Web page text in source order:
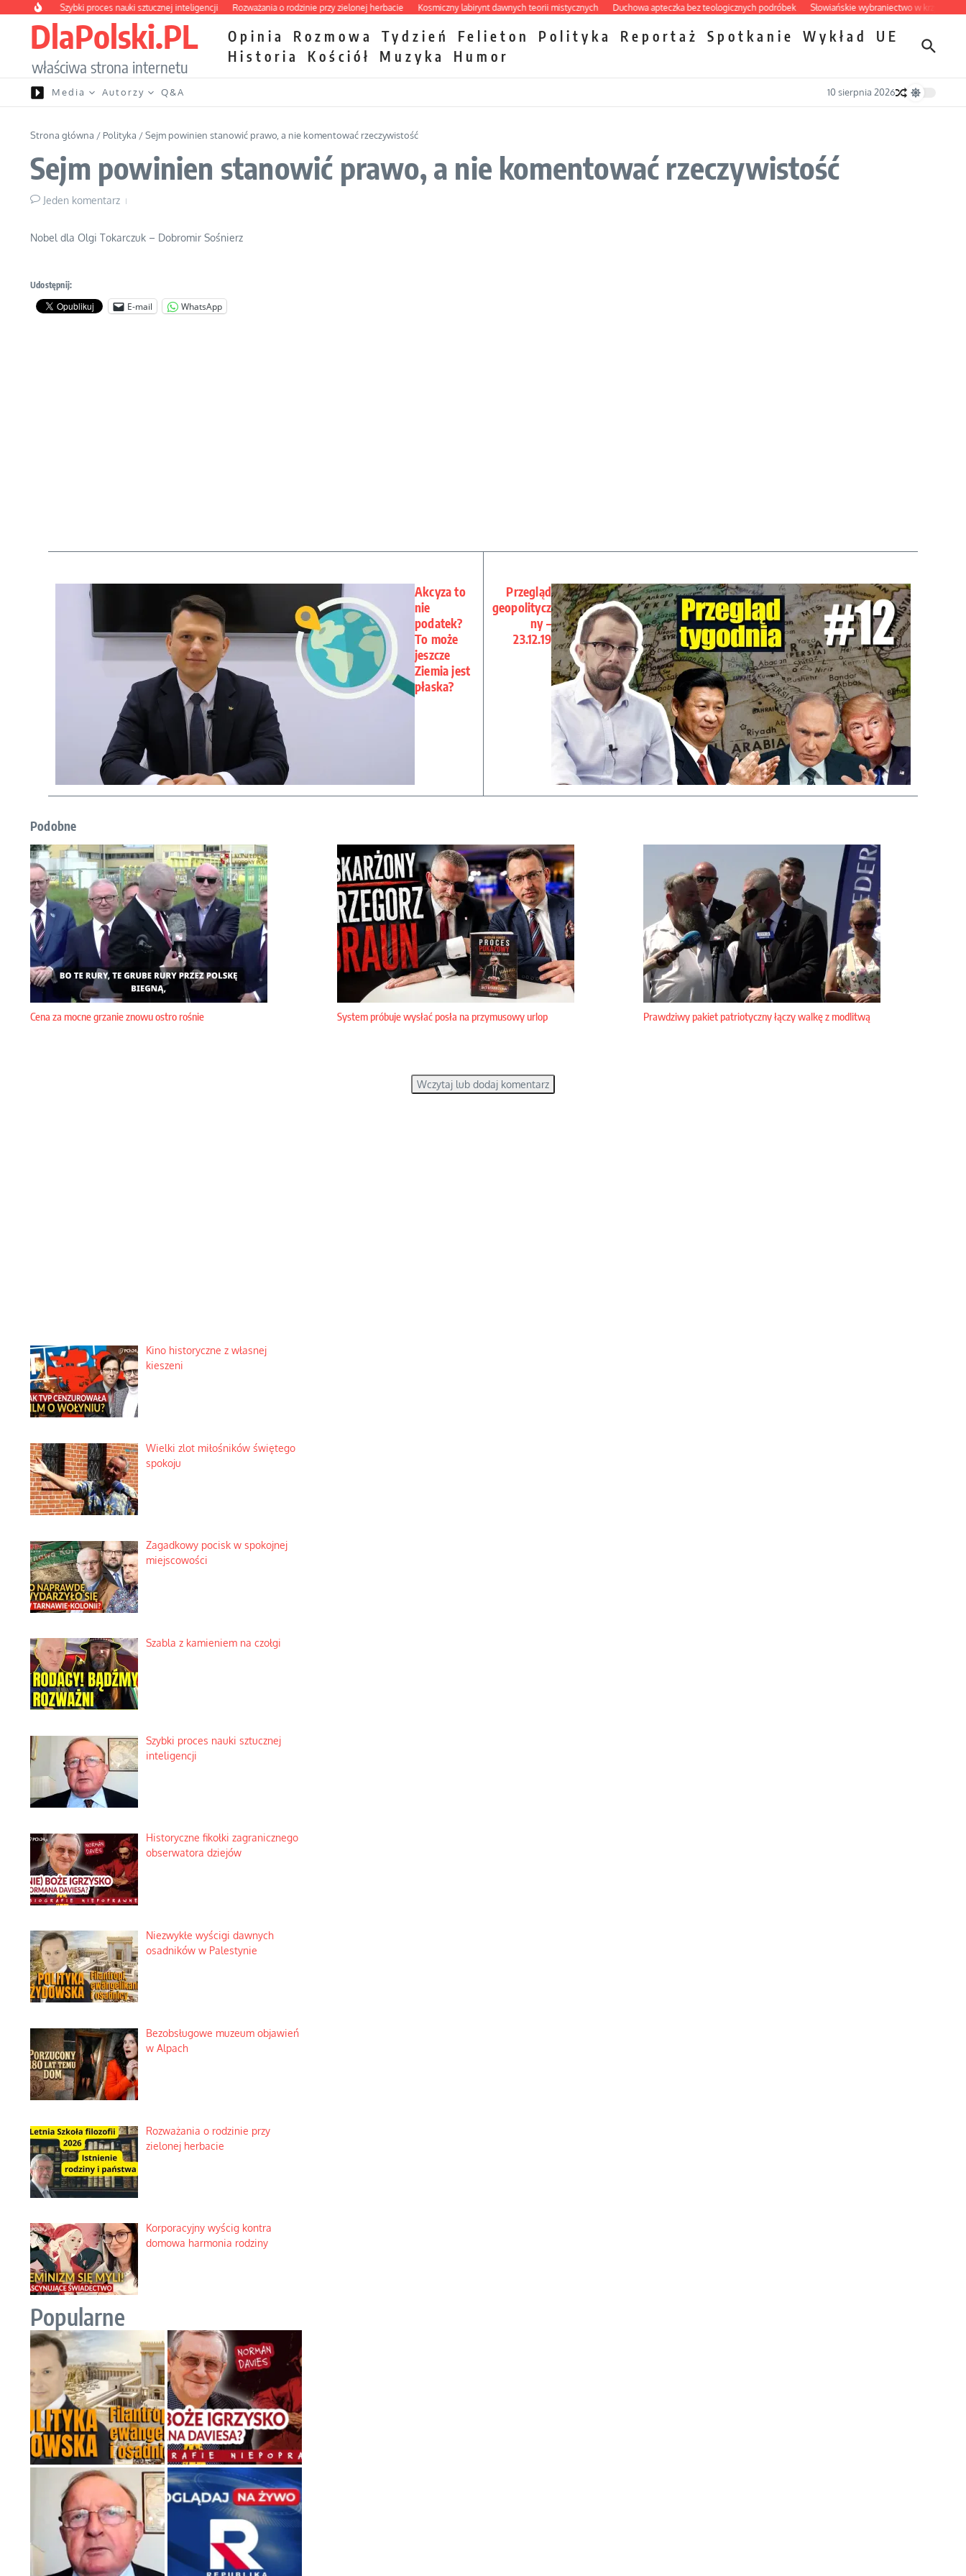
Przejdź do treściSzybki proces nauki sztucznej inteligencji Rozważania o rodzinie przy zielonej herbacie Kosmiczny labirynt dawnych teorii mistycznych Duchowa apteczka bez teologicznych podróbek Słowiańskie wybraniectwo w krzywym
DlaPolski.PL
właściwa strona internetu
Opinia Rozmowa Tydzień Felieton Polityka Reportaż Spotkanie Wykład
UE
Historia
Kościół Muzyka Humor
Media Autorzy Q&A 10 sierpnia 2026
Strona główna / Polityka /Sejm powinien stanowić prawo, a nie komentować rzeczywistość
Sejm powinien stanowić prawo, a nie komentować rzeczywistość
Jeden komentarz
Nobel dla Olgi Tokarczuk – Dobromir Sośnierz
Udostępnij:
E-mail WhatsApp
Akcyza to
nie
podatek?
To może
jeszcze
Ziemia jest
płaska?
Przegląd
geopolitycz
ny –
23.12.19
Podobne
Cena za mocne grzanie znowu ostro rośnie System próbuje wysłać posła na przymusowy urlop Prawdziwy pakiet patriotyczny łączy walkę z modlitwą
Wczytaj lub dodaj komentarz
Kino historyczne z własnej
kieszeni
Wielki zlot miłośników świętego
spokoju
Zagadkowy pocisk w spokojnej
miejscowości
Szabla z kamieniem na czołgi
Szybki proces nauki sztucznej
inteligencji
Historyczne fikołki zagranicznego
obserwatora dziejów
Niezwykłe wyścigi dawnych
osadników w Palestynie
Bezobsługowe muzeum objawień
w Alpach
Rozważania o rodzinie przy
zielonej herbacie
Korporacyjny wyścig kontra
domowa harmonia rodziny
Popularne